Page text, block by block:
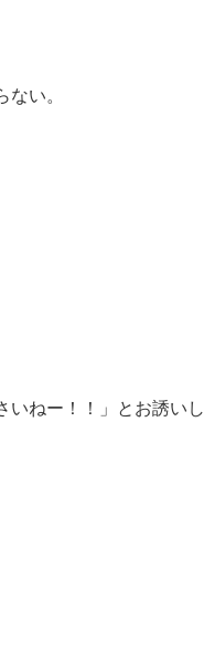
い。
いねー！！」とお誘いし